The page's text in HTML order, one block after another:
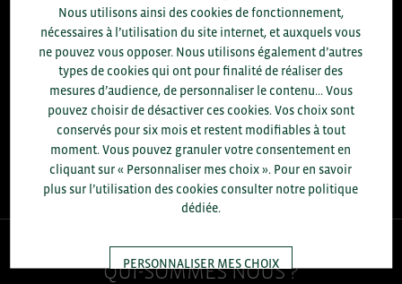
développement commercial, conseils réglementaires, réunions
d'information....
+1.700 ENTREPRISES DIFFÉRENTES
accompagnées par notre équipe en 2025
96 % D'ENTREPRISES SATISFAITES
enquête réalisée auprès de 300 entreprises
QUI-SOMMES NOUS ?
Nous utilisons ainsi des cookies de fonctionnement,
nécessaires à l’utilisation du site internet, et auxquels vous
ne pouvez vous opposer. Nous utilisons également d’autres
types de cookies qui ont pour finalité de réaliser des
mesures d’audience, de personnaliser le contenu... Vous
pouvez choisir de désactiver ces cookies. Vos choix sont
conservés pour six mois et restent modifiables à tout
moment. Vous pouvez granuler votre consentement en
cliquant sur « Personnaliser mes choix ». Pour en savoir
plus sur l’utilisation des cookies consulter notre politique
dédiée.
PERSONNALISER MES CHOIX